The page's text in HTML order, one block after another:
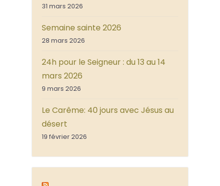
31 mars 2026
Semaine sainte 2026
28 mars 2026
24h pour le Seigneur : du 13 au 14
mars 2026
9 mars 2026
Le Carême: 40 jours avec Jésus au
désert
19 février 2026